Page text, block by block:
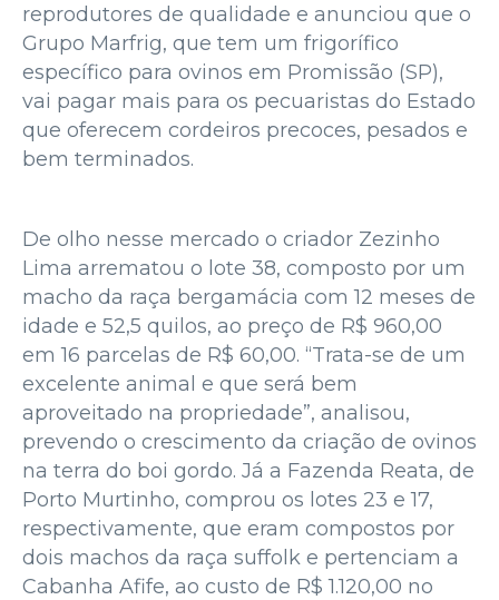
reprodutores de qualidade e anunciou que o
Grupo Marfrig, que tem um frigorífico
específico para ovinos em Promissão (SP),
vai pagar mais para os pecuaristas do Estado
que oferecem cordeiros precoces, pesados e
bem terminados.
De olho nesse mercado o criador Zezinho
Lima arrematou o lote 38, composto por um
macho da raça bergamácia com 12 meses de
idade e 52,5 quilos, ao preço de R$ 960,00
em 16 parcelas de R$ 60,00. “Trata-se de um
excelente animal e que será bem
aproveitado na propriedade”, analisou,
prevendo o crescimento da criação de ovinos
na terra do boi gordo. Já a Fazenda Reata, de
Porto Murtinho, comprou os lotes 23 e 17,
respectivamente, que eram compostos por
dois machos da raça suffolk e pertenciam a
Cabanha Afife, ao custo de R$ 1.120,00 no